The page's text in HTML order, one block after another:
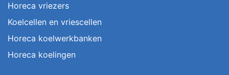
Horeca vriezers
Koelcellen en vriescellen
Horeca koelwerkbanken
Horeca koelingen